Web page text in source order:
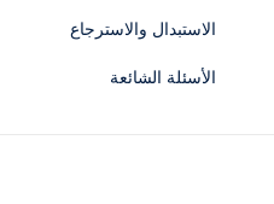
الاستبدال والاسترجاع
الأسئلة الشائعة